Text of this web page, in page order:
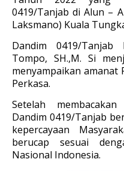
0419/Tanjab di Alun –
Laksmano) Kuala
Dandim 0419/
Tompo, SH.,M. Si
menyampaikan amanat
Perkasa.
Setelah
Dandim 0419/Tanjab
kepercayaan
berucap sesuai
Nasional Indonesia.